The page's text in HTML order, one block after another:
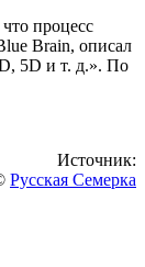
процесс
Brain, описал
5D и т. д.». По
Источник:
Русская Семерка